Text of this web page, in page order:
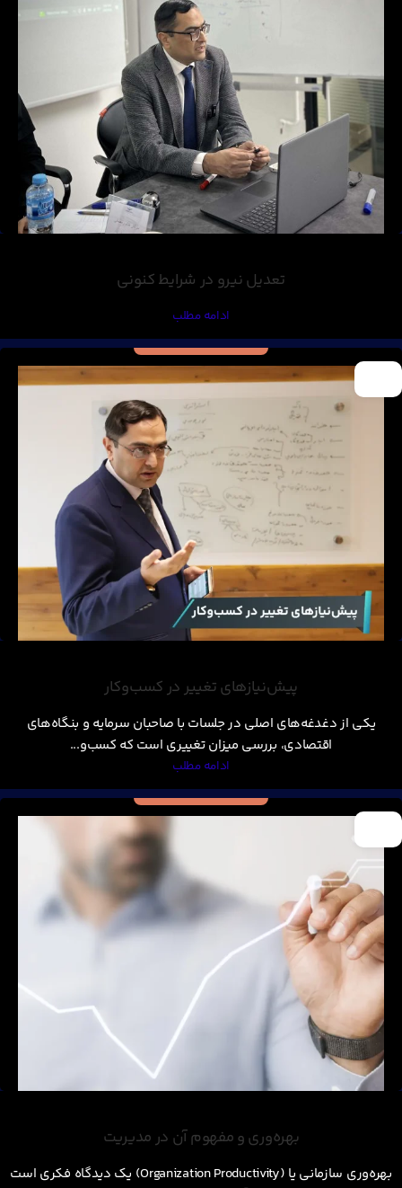
تعدیل نیرو در شرایط کنونی
ادامه مطلب
پیش‌نیازهای تغییر در کسب‌وکار
یکی از دغدغه‌های اصلی در جلسات با صاحبان سرمایه و بنگاه‌های
اقتصادی، بررسی میزان تغییری است که کسب‌و...
ادامه مطلب
بهره‌وری و مفهوم آن در مدیریت
بهره‌وری سازمانی یا (Organization Productivity) یک دیدگاه فکری است